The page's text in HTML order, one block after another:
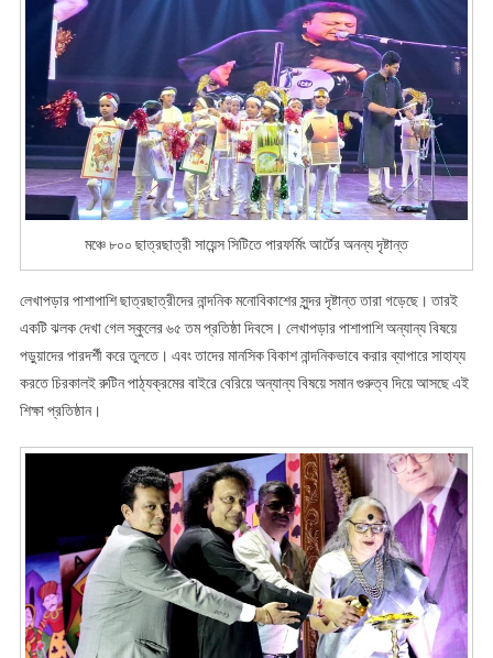
অনন্য
দৃষ্টান্ত
মঞ্চে ৮০০ ছাত্রছাত্রী সায়েন্স সিটিতে পারফর্মিং আর্টের অনন্য দৃষ্টান্ত
লেখাপড়ার পাশাপাশি ছাত্রছাত্রীদের নান্দনিক মনোবিকাশের সুন্দর দৃষ্টান্ত তারা গড়েছে। তারই
একটি ঝলক দেখা গেল স্কুলের ৬৫ তম প্রতিষ্ঠা দিবসে। লেখাপড়ার পাশাপাশি অন্যান্য বিষয়ে
পড়ুয়াদের পারদর্শী করে তুলতে। এবং তাদের মানসিক বিকাশ নান্দনিকভাবে করার ব্যাপারে সাহায্য
করতে চিরকালই রুটিন পাঠ্যক্রমের বাইরে বেরিয়ে অন্যান্য বিষয়ে সমান গুরুত্ব দিয়ে আসছে এই
শিক্ষা প্রতিষ্ঠান।